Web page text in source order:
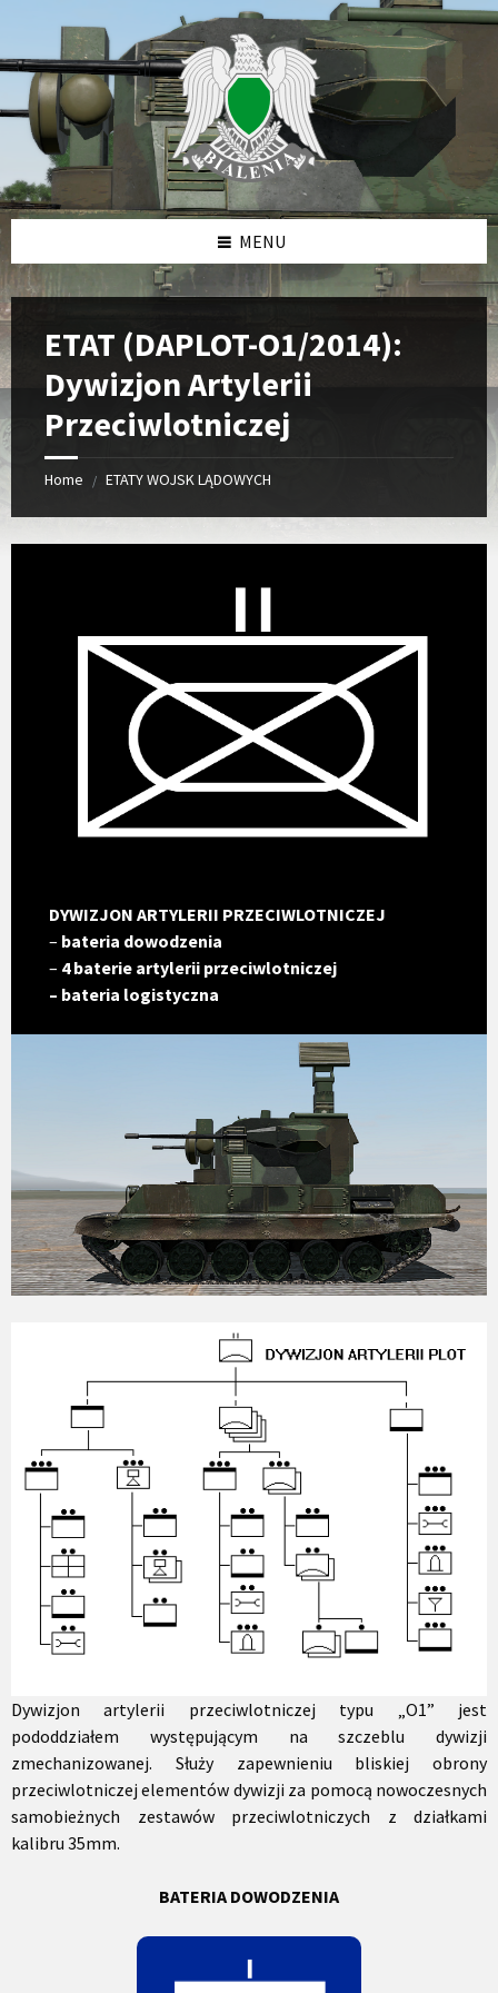
content
sidebar
MENU
ETAT (DAPLOT-O1/2014):
Dywizjon Artylerii
Przeciwlotniczej
Home / ETATY WOJSK LĄDOWYCH
DYWIZJON ARTYLERII PRZECIWLOTNICZEJ
– bateria dowodzenia
– 4 baterie artylerii przeciwlotniczej
– bateria logistyczna
Dywizjon artylerii przeciwlotniczej typu „O1” jest
pododdziałem występującym na szczeblu dywizji
zmechanizowanej. Służy zapewnieniu bliskiej obrony
przeciwlotniczej elementów dywizji za pomocą nowoczesnych
samobieżnych zestawów przeciwlotniczych z działkami
kalibru 35mm.
BATERIA DOWODZENIA